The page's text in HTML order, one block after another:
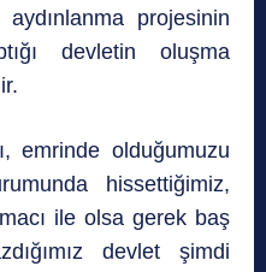
projesinin
devletin oluşma
emrinde olduğumuzu
hissettiğimiz,
ile olsa gerek baş
devlet şimdi